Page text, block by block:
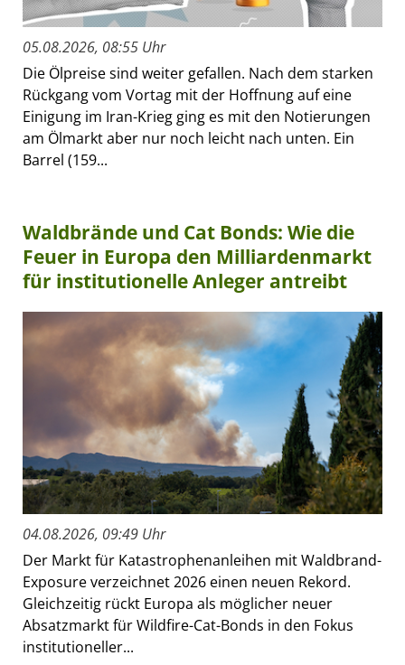
05.08.2026, 08:55 Uhr
Die Ölpreise sind weiter gefallen. Nach dem starken
Rückgang vom Vortag mit der Hoffnung auf eine
Einigung im Iran-Krieg ging es mit den Notierungen
am Ölmarkt aber nur noch leicht nach unten. Ein
Barrel (159...
Waldbrände und Cat Bonds: Wie die
Feuer in Europa den Milliardenmarkt
für institutionelle Anleger antreibt
04.08.2026, 09:49 Uhr
Der Markt für Katastrophenanleihen mit Waldbrand-
Exposure verzeichnet 2026 einen neuen Rekord.
Gleichzeitig rückt Europa als möglicher neuer
Absatzmarkt für Wildfire-Cat-Bonds in den Fokus
institutioneller...